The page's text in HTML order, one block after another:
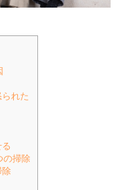
れた
の掃除
除